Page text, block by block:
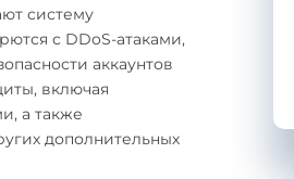
систему
с DDoS-атаками,
аккаунтов
включая
а также
дополнительных